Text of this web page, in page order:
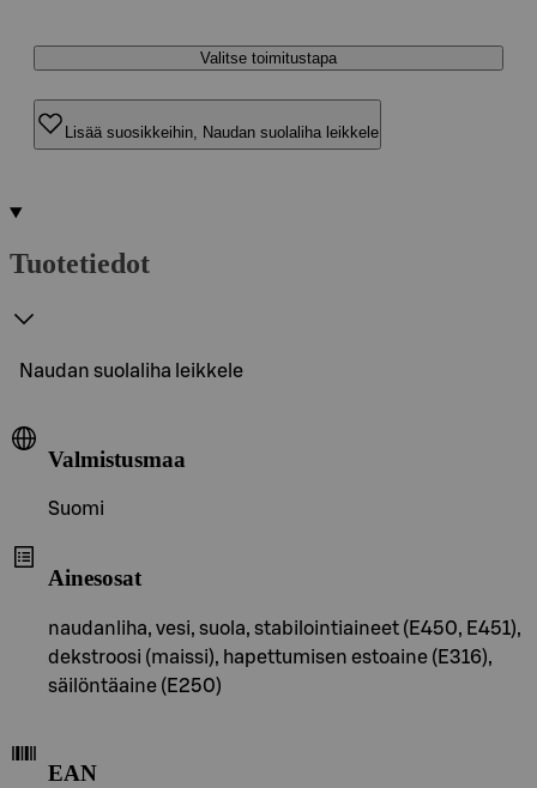
Valitse toimitustapa
Lisää suosikkeihin, Naudan suolaliha leikkele
Tuotetiedot
Naudan suolaliha leikkele
Valmistusmaa
Suomi
Ainesosat
naudanliha, vesi, suola, stabilointiaineet (E450, E451),
dekstroosi (maissi), hapettumisen estoaine (E316),
säilöntäaine (E250)
EAN